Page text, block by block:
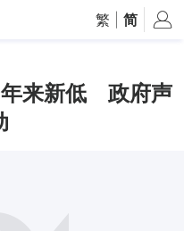
繁 简
来新低 政府声